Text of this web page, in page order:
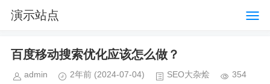
演示站点
百度移动搜索优化应该怎么做？
admin 2年前 (2024-07-04) SEO大杂烩 354